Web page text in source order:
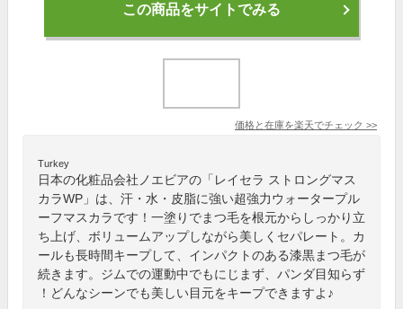
この商品をサイトでみる
価格と在庫を楽天でチェック >>
Turkey
日本の化粧品会社ノエビアの「レイセラ ストロングマス
カラWP」は、汗・水・皮脂に強い超強力ウォータープル
ーフマスカラです！一塗りでまつ毛を根元からしっかり立
ち上げ、ボリュームアップしながら美しくセパレート。カ
ールも長時間キープして、インパクトのある漆黒まつ毛が
続きます。ジムでの運動中でもにじまず、パンダ目知らず
！どんなシーンでも美しい目元をキープできますよ♪